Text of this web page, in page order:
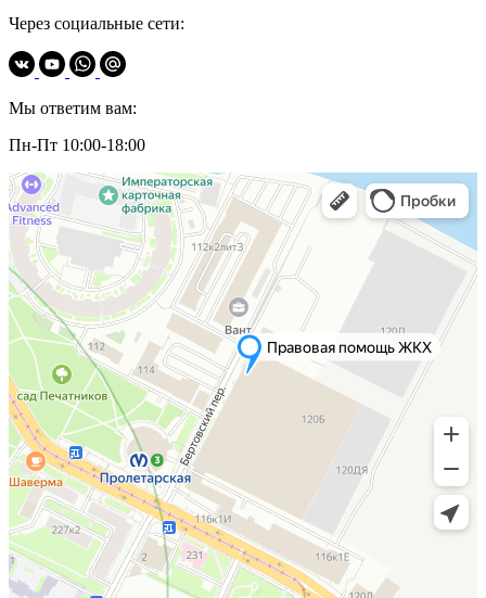
Через социальные сети:
Мы ответим вам:
Пн-Пт 10:00-18:00